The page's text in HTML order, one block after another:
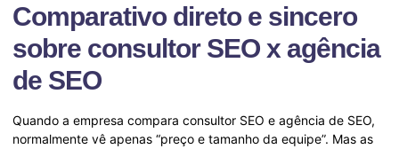
Comparativo direto e sincero
sobre consultor SEO x agência
de SEO
Quando a empresa compara consultor SEO e agência de SEO,
normalmente vê apenas “preço e tamanho da equipe”. Mas as